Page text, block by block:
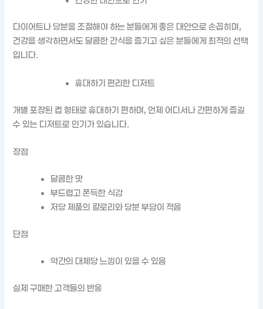
다이어트나 당분을 조절해야 하는 분들에게 좋은 대안으로 손꼽히며,
건강을 생각하면서도 달콤한 간식을 즐기고 싶은 분들에게 최적의 선택
입니다.
휴대하기 편리한 디저트
개별 포장된 컵 형태로 휴대하기 편하며, 언제 어디서나 간편하게 즐길
수 있는 디저트로 인기가 있습니다.
장점
달콤한 맛
부드럽고 쫀득한 식감
저당 제품의 칼로리와 당분 부담이 적음
단점
약간의 대체당 느낌이 있을 수 있음
실제 구매한 고객들의 반응